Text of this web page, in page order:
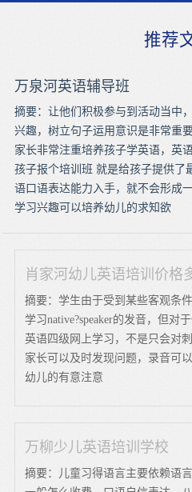
推荐
万泉河英语辅导班
摘要：让他们积极参与到活动当中
兴趣，树立句子运用意识是非常重
家长非常注重培养孩子学英语，英
孩子报个培训班 就是给孩子提供了
语口语表达能力入手，就不会形成
学习兴趣可以培养幼儿的求知欲
肖家河幼儿英语培训价格
摘要：学生由于受到某些客观条
学习native?speaker的发音，但对
英语四级网上学习，不是只会对
家长可以及时发现问题，录音可
幼儿的有意注意
万柳少儿英语培训学校
摘要：儿童习得语言主要依赖语